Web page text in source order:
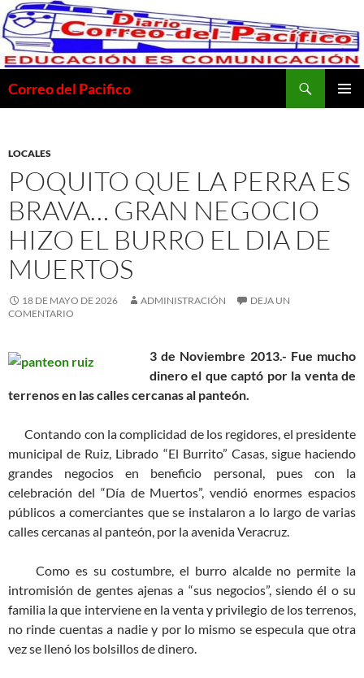
Saltar
al
contenido
Correo del Pacifico
LOCALES
POQUITO QUE LA PERRA ES
BRAVA… GRAN NEGOCIO
HIZO EL BURRO EL DIA DE
MUERTOS
18 DE MAYO DE 2026 ADMINISTRACIÓN
DEJA UN
COMENTARIO
3 de Noviembre 2013.- Fue mucho
dinero el que captó por la venta de
terrenos en las calles cercanas al panteón.
Contando con la complicidad de los regidores, el presidente
municipal de Ruiz, Librado “El Burrito” Casas, sigue haciendo
grandes negocios en beneficio personal, pues con la
celebración del “Día de Muertos”, vendió enormes espacios
públicos a comerciantes que se instalaron a lo largo de varias
calles cercanas al panteón, por la avenida Veracruz.
Como es su costumbre, el burro alcalde no permite la
intromisión de gentes ajenas a “sus negocios”, siendo él o su
familia la que interviene en la venta y privilegio de los terrenos,
no rinde cuentas a nadie y por lo mismo se especula que otra
vez se llenó los bolsillos de dinero.